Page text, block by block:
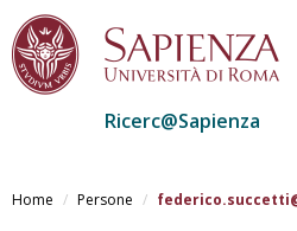
al
Ricerc@Sapienza
Home Persone